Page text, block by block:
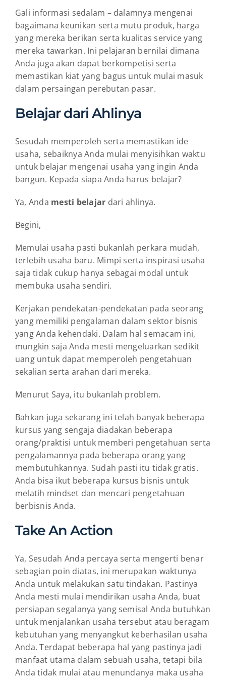
Gali informasi sedalam – dalamnya mengenai
bagaimana keunikan serta mutu produk, harga
yang mereka berikan serta kualitas service yang
mereka tawarkan. Ini pelajaran bernilai dimana
Anda juga akan dapat berkompetisi serta
memastikan kiat yang bagus untuk mulai masuk
dalam persaingan perebutan pasar.
Belajar dari Ahlinya
Sesudah memperoleh serta memastikan ide
usaha, sebaiknya Anda mulai menyisihkan waktu
untuk belajar mengenai usaha yang ingin Anda
bangun. Kepada siapa Anda harus belajar?
Ya, Anda mesti belajar dari ahlinya.
Begini,
Memulai usaha pasti bukanlah perkara mudah,
terlebih usaha baru. Mimpi serta inspirasi usaha
saja tidak cukup hanya sebagai modal untuk
membuka usaha sendiri.
Kerjakan pendekatan-pendekatan pada seorang
yang memiliki pengalaman dalam sektor bisnis
yang Anda kehendaki. Dalam hal semacam ini,
mungkin saja Anda mesti mengeluarkan sedikit
uang untuk dapat memperoleh pengetahuan
sekalian serta arahan dari mereka.
Menurut Saya, itu bukanlah problem.
Bahkan juga sekarang ini telah banyak beberapa
kursus yang sengaja diadakan beberapa
orang/praktisi untuk memberi pengetahuan serta
pengalamannya pada beberapa orang yang
membutuhkannya. Sudah pasti itu tidak gratis.
Anda bisa ikut beberapa kursus bisnis untuk
melatih mindset dan mencari pengetahuan
berbisnis Anda.
Take An Action
Ya, Sesudah Anda percaya serta mengerti benar
sebagian poin diatas, ini merupakan waktunya
Anda untuk melakukan satu tindakan. Pastinya
Anda mesti mulai mendirikan usaha Anda, buat
persiapan segalanya yang semisal Anda butuhkan
untuk menjalankan usaha tersebut atau beragam
kebutuhan yang menyangkut keberhasilan usaha
Anda. Terdapat beberapa hal yang pastinya jadi
manfaat utama dalam sebuah usaha, tetapi bila
Anda tidak mulai atau menundanya maka usaha